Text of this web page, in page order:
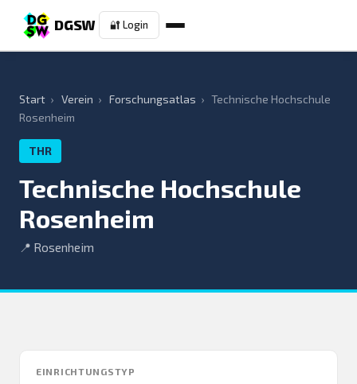
DGSW 🔐 Login
Start › Verein › Forschungsatlas › Technische Hochschule
Rosenheim
THR
Technische Hochschule
Rosenheim
📍 Rosenheim
EINRICHTUNGSTYP